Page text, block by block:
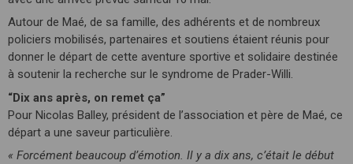
Autour de Maé, de sa famille, des adhérents et de nombreux
policiers mobilisés, partenaires et soutiens étaient réunis pour
donner le départ de cette aventure sportive et solidaire destinée
à soutenir la recherche sur le syndrome de Prader-Willi.
“Dix ans après, on remet ça”
Pour Nicolas Balley, président de l’association et père de Maé, ce
départ a une saveur particulière.
« Forcément beaucoup d’émotion. Il y a dix ans, c’était le début